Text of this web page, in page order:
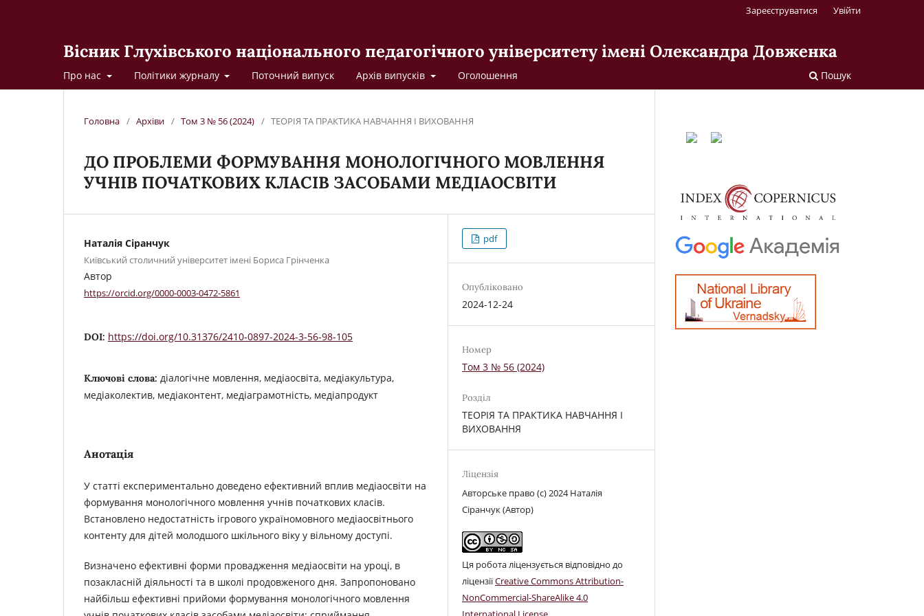
Вісник Глухівського національного педагогічного університету імені Олександра Довженка
Про нас Політики журналу Поточний випуск Архів випусків Оголошення Пошук
Зареєструватися Увійти
Головна / Архіви / Том 3 № 56 (2024) / ТЕОРІЯ ТА ПРАКТИКА НАВЧАННЯ І ВИХОВАННЯ
ДО ПРОБЛЕМИ ФОРМУВАННЯ МОНОЛОГІЧНОГО МОВЛЕННЯ
УЧНІВ ПОЧАТКОВИХ КЛАСІВ ЗАСОБАМИ МЕДІАОСВІТИ
Наталія Сіранчук
Київський столичний університет імені Бориса Грінченка
Автор
https://orcid.org/0000-0003-0472-5861
DOI: https://doi.org/10.31376/2410-0897-2024-3-56-98-105
Ключові слова: діалогічне мовлення, медіаосвіта, медіакультура,
медіаколектив, медіаконтент, медіаграмотність, медіапродукт
Анотація
У статті експериментально доведено ефективний вплив медіаосвіти на
формування монологічного мовлення учнів початкових класів.
Встановлено недостатність ігрового україномовного медіаосвітнього
контенту для дітей молодшого шкільного віку у вільному доступі.
Визначено ефективні форми провадження медіаосвіти на уроці, в
позакласній діяльності та в школі продовженого дня. Запропоновано
найбільш ефективні прийоми формування монологічного мовлення
pdf
Опубліковано
2024-12-24
Номер
Том 3 № 56 (2024)
Розділ
ТЕОРІЯ ТА ПРАКТИКА НАВЧАННЯ І
ВИХОВАННЯ
Ліцензія
Авторське право (c) 2024 Наталія
Сіранчук (Автор)
Ця робота ліцензується відповідно до
ліцензіїCreative Commons Attribution-
NonCommercial-ShareAlike 4.0